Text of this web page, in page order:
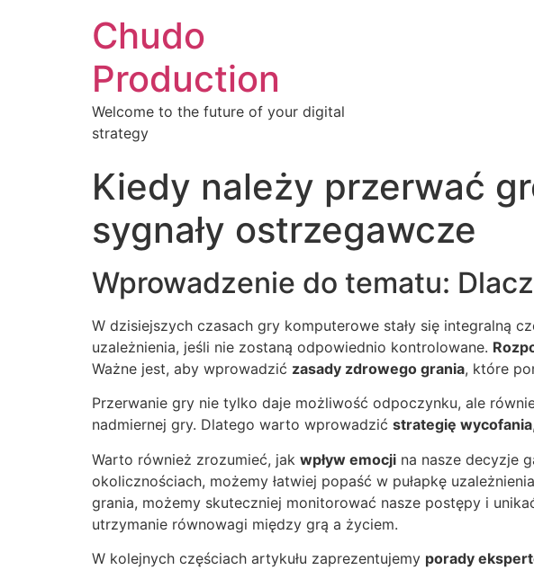
Chudo
Production
Welcome to the future of your digital
strategy
Kiedy należy przerwać
sygnały ostrzegawcze
Wprowadzenie do tematu:
W dzisiejszych czasach gry komputerowe stały się integralną
uzależnienia, jeśli nie zostaną odpowiednio kontrolowane.
Ważne jest, aby wprowadzić zasady zdrowego grania, które
Przerwanie gry nie tylko daje możliwość odpoczynku, ale
nadmiernej gry. Dlatego warto wprowadzić strategię wycofania
Warto również zrozumieć, jak wpływ emocji na nasze decyzje
okolicznościach, możemy łatwiej popaść w pułapkę
grania, możemy skuteczniej monitorować nasze postępy i
utrzymanie równowagi między grą a życiem.
W kolejnych częściach artykułu zaprezentujemy porady